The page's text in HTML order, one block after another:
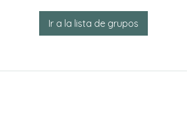
Ir a la lista de grupos